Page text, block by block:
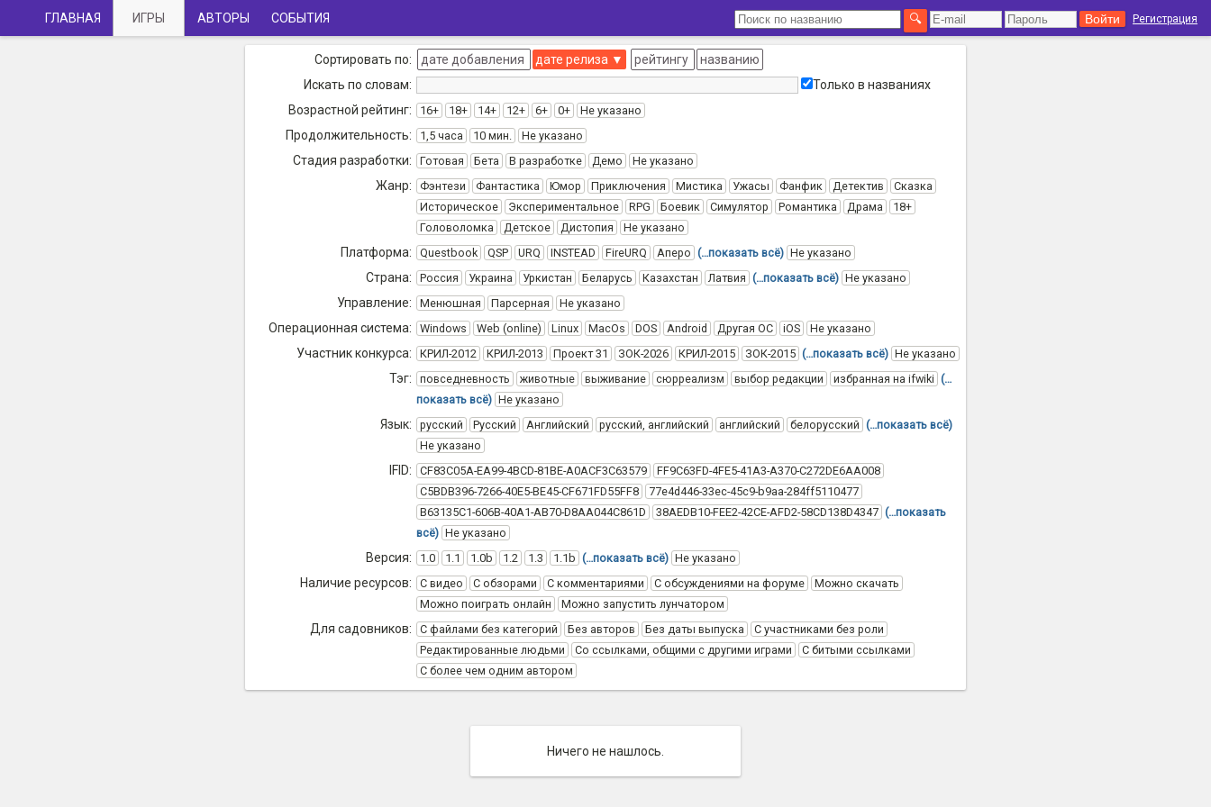
Регистрация
ГЛАВНАЯ ИГРЫ АВТОРЫ СОБЫТИЯ
Сортировать по: дате добавления дате релиза ▼ рейтингу
названию
Искать по словам:
Только в названиях
Возрастной рейтинг:
16+ 18+ 14+ 12+ 6+ 0+ Не указано
Продолжительность: 1,5 часа 10 мин. Не указано
Стадия разработки: Готовая Бета В разработке Демо Не указано
Жанр: Фэнтези Фантастика Юмор Приключения Мистика Ужасы Фанфик Детектив
Сказка
Историческое
Экспериментальное RPG Боевик Симулятор Романтика Драма
18+
Головоломка
Детское Дистопия Не указано
Платформа: Questbook QSP URQ INSTEAD FireURQ Аперо (…показать всё) Не указано
Страна: Россия Украина Уркистан Беларусь Казахстан Латвия (…показать всё) Не указано
Управление: Менюшная Парсерная Не указано
Операционная система: Windows Web (online) Linux MacOs DOS Android Другая ОС iOS Не указано
Участник конкурса: КРИЛ-2012 КРИЛ-2013 Проект 31 ЗОК-2026 КРИЛ-2015 ЗОК-2015 (…показать всё) Не указано
Тэг: повседневность животные выживание сюрреализм выбор редакции избранная на ifwiki (…
показать всё) Не указано
Язык: русский Русский Английский русский, английский английский белорусский (…показать всё)
Не указано
IFID: CF83C05A-EA99-4BCD-81BE-A0ACF3C63579
FF9C63FD-4FE5-41A3-A370-C272DE6AA008
C5BDB396-7266-40E5-BE45-CF671FD55FF8
77e4d446-33ec-45c9-b9aa-284ff5110477
B63135C1-606B-40A1-AB70-D8AA044C861D
38AEDB10-FEE2-42CE-AFD2-58CD138D4347 (…показать
всё) Не указано
Версия: 1.0 1.1 1.0b 1.2 1.3 1.1b (…показать всё) Не указано
Наличие ресурсов: С видео С обзорами С комментариями С обсуждениями на форуме
Можно скачать
Можно поиграть онлайн
Можно запустить лунчатором
Для садовников: С файлами без категорий Без авторов Без даты выпуска
С участниками без роли
Редактированные людьми
Со ссылками, общими с другими играми
С битыми ссылками
С более чем одним автором
Ничего не нашлось.